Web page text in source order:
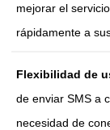
mejorar el
rápidamente a
Flexibilidad de
de enviar SMS a
necesidad de